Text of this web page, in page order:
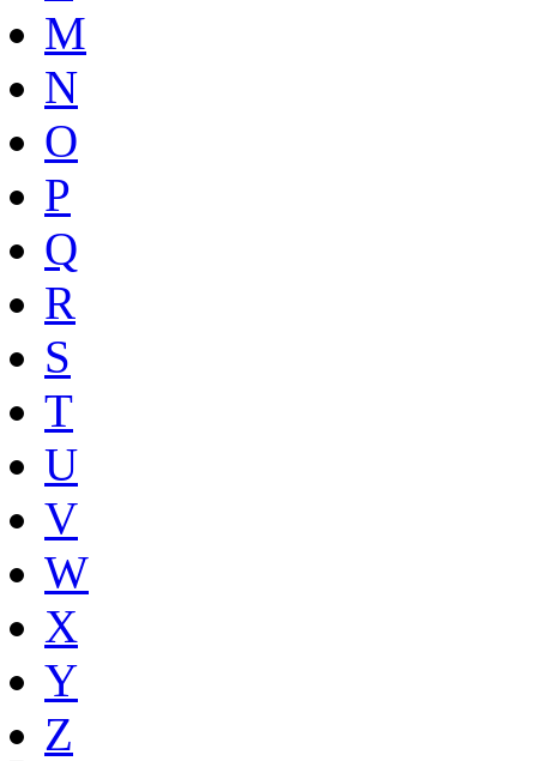
M
N
O
P
Q
R
S
T
U
V
W
X
Y
Z